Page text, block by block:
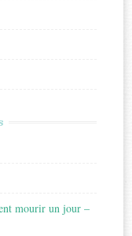
mourir un jour –